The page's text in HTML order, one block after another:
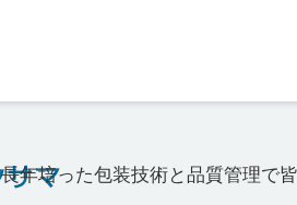
長年培った包装技術と品質管理で